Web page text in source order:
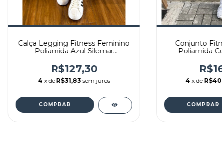
Calça Legging Fitness Feminino
Poliamida Azul Silemar
R$127,30
4 x de R$31,83 sem juros
COMPRAR
Conjunto
Poliamida
4 x de
COMPRAR